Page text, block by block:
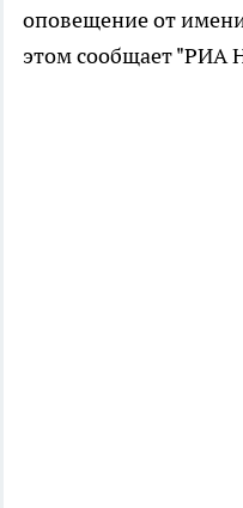
оповещение от
этом сообщает "РИА